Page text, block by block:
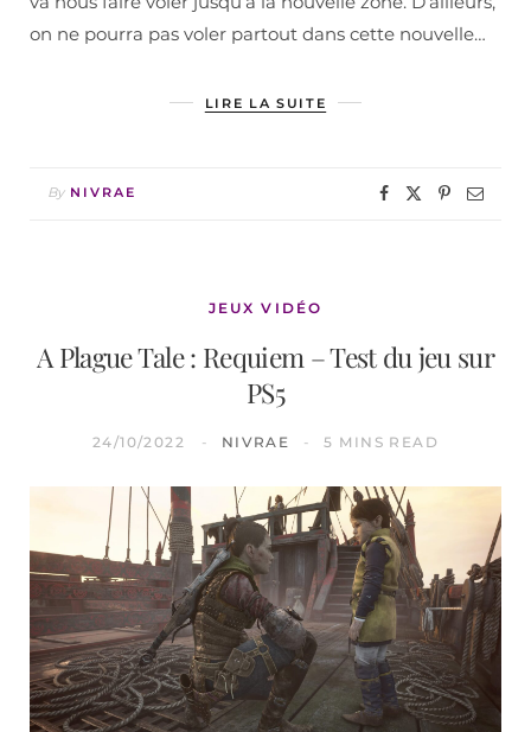
on ne pourra pas voler partout dans cette nouvelle…
LIRE LA SUITE
By NIVRAE
JEUX VIDÉO
A Plague Tale : Requiem – Test du jeu sur
PS5
24/10/2022 NIVRAE 5 MINS READ